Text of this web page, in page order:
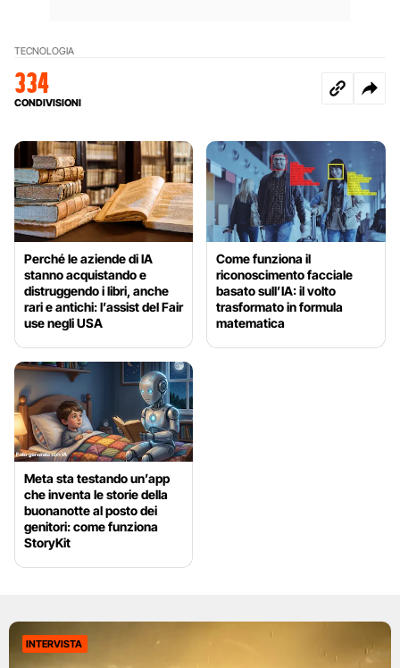
TECNOLOGIA
334
CONDIVISIONI
Perché le aziende di IA
stanno acquistando e
distruggendo i libri, anche
rari e antichi: l’assist del Fair
use negli USA
Come funziona il
riconoscimento facciale
basato sull’IA: il volto
trasformato in formula
matematica
Meta sta testando un’app
che inventa le storie della
buonanotte al posto dei
genitori: come funziona
StoryKit
INTERVISTA